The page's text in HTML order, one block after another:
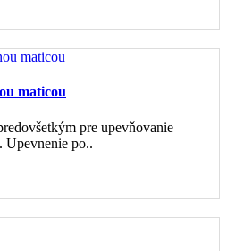
maticou
pre upevňovanie
Upevnenie po..